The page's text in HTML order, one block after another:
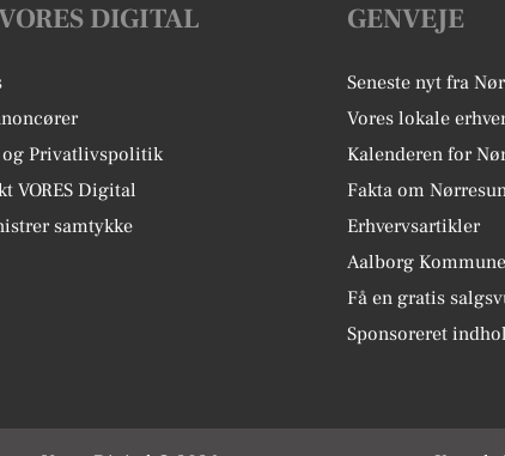
DIGITAL
Privatlivspolitik
VORES Digital
samtykke
GENVEJE
Seneste nyt fra
Vores lokale
Kalenderen for
Fakta om
Erhvervsartikler
Aalborg Kommune
Få en gratis
Sponsoreret